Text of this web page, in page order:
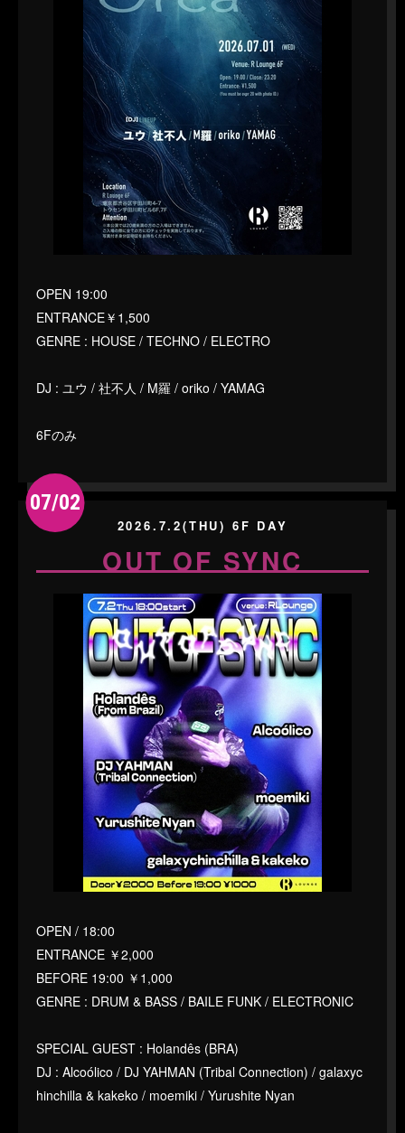
OPEN 19:00
ENTRANCE￥1,500
GENRE : HOUSE / TECHNO / ELECTRO
DJ : ユウ / 社不人 / M羅 / oriko / YAMAG
6Fのみ
07/02
2026.7.2(THU) 6F DAY
OUT OF SYNC
OPEN / 18:00
ENTRANCE ￥2,000
BEFORE 19:00 ￥1,000
GENRE : DRUM & BASS / BAILE FUNK / ELECTRONIC
SPECIAL GUEST : Holandês (BRA)
DJ : Alcoólico / DJ YAHMAN (Tribal Connection) / galaxyc
hinchilla & kakeko / moemiki / Yurushite Nyan